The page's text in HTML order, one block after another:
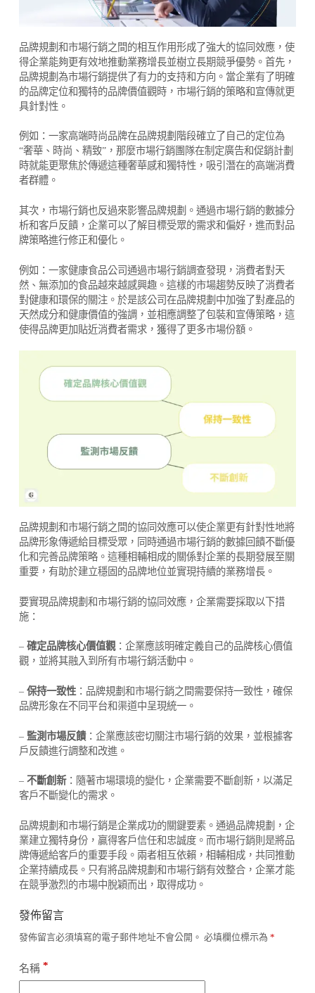
品牌規劃和市場行銷之間的相互作用形成了強大的協同效應，使
得企業能夠更有效地推動業務增長並樹立長期競爭優勢。首先，
品牌規劃為市場行銷提供了有力的支持和方向。當企業有了明確
的品牌定位和獨特的品牌價值觀時，市場行銷的策略和宣傳就更
具針對性。
例如：一家高端時尚品牌在品牌規劃階段確立了自己的定位為
“奢華、時尚、精致”，那麼市場行銷團隊在制定廣告和促銷計劃
時就能更聚焦於傳遞這種奢華感和獨特性，吸引潛在的高端消費
者群體。
其次，市場行銷也反過來影響品牌規劃。通過市場行銷的數據分
析和客戶反饋，企業可以了解目標受眾的需求和偏好，進而對品
牌策略進行修正和優化。
例如：一家健康食品公司通過市場行銷調查發現，消費者對天
然、無添加的食品越來越感興趣。這樣的市場趨勢反映了消費者
對健康和環保的關注。於是該公司在品牌規劃中加強了對產品的
天然成分和健康價值的強調，並相應調整了包裝和宣傳策略，這
使得品牌更加貼近消費者需求，獲得了更多市場份額。
品牌規劃和市場行銷之間的協同效應可以使企業更有針對性地將
品牌形象傳遞給目標受眾，同時通過市場行銷的數據回饋不斷優
化和完善品牌策略。這種相輔相成的關係對企業的長期發展至關
重要，有助於建立穩固的品牌地位並實現持續的業務增長。
要實現品牌規劃和市場行銷的協同效應，企業需要採取以下措
施：
– 確定品牌核心價值觀：企業應該明確定義自己的品牌核心價值
觀，並將其融入到所有市場行銷活動中。
– 保持一致性：品牌規劃和市場行銷之間需要保持一致性，確保
品牌形象在不同平台和渠道中呈現統一。
– 監測市場反饋：企業應該密切關注市場行銷的效果，並根據客
戶反饋進行調整和改進。
– 不斷創新：隨著市場環境的變化，企業需要不斷創新，以滿足
客戶不斷變化的需求。
品牌規劃和市場行銷是企業成功的關鍵要素。通過品牌規劃，企
業建立獨特身份，贏得客戶信任和忠誠度。而市場行銷則是將品
牌傳遞給客戶的重要手段。兩者相互依賴，相輔相成，共同推動
企業持續成長。只有將品牌規劃和市場行銷有效整合，企業才能
在競爭激烈的市場中脫穎而出，取得成功。
發佈留言
發佈留言必須填寫的電子郵件地址不會公開。 必填欄位標示為 *
名稱 *
A
e